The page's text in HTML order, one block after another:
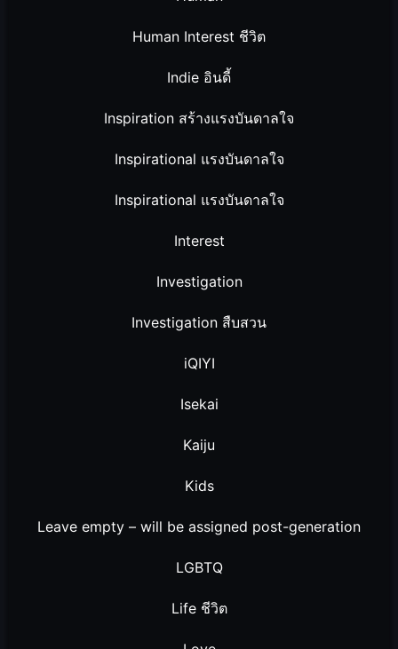
Human Interest ชีวิต
Indie อินดี้
Inspiration สร้างแรงบันดาลใจ
Inspirational แรงบันดาลใจ
Inspirational แรงบันดาลใจ
Interest
Investigation
Investigation สืบสวน
iQIYI
Isekai
Kaiju
Kids
Leave empty – will be assigned post-generation
LGBTQ
Life ชีวิต